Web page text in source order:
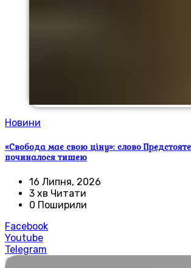
Новини
«Свобода має свою ціну»: слово
починалося тишею
16 Липня, 2026
3 хв Читати
0 Поширили
Facebook
Youtube
Telegram
🌍